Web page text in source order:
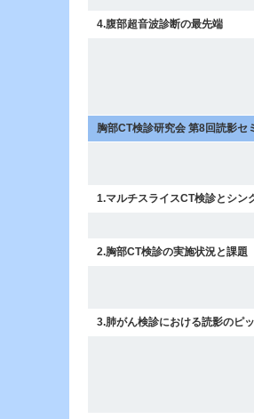
4.腹部超音波診断の最先端
胸部CT検診研究会 第8回読影セ
1.マルチスライスCT検診とシン
2.胸部CT検診の実施状況と課題
3.肺がん検診における読影のピ